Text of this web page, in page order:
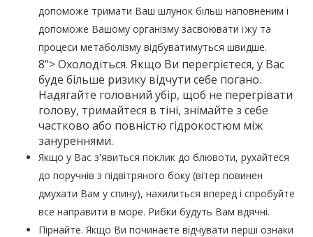
допоможе тримати Ваш шлунок більш наповненим і
допоможе Вашому організму засвоювати їжу та
процеси метаболізму відбуватимуться швидше.
8"> Охолодіться. Якщо Ви перегрієтеся, у Вас
буде більше ризику відчути себе погано.
Надягайте головний убір, щоб не перегрівати
голову, тримайтеся в тіні, знімайте з себе
частково або повністю гідрокостюм між
зануреннями.
Якщо у Вас з'явиться поклик до блювоти, рухайтеся
до поручнів з підвітряного боку (вітер повинен
дмухати Вам у спину), нахилиться вперед і спробуйте
все направити в море. Рибки будуть Вам вдячні.
Пірнайте. Якщо Ви починаєте відчувати перші ознаки